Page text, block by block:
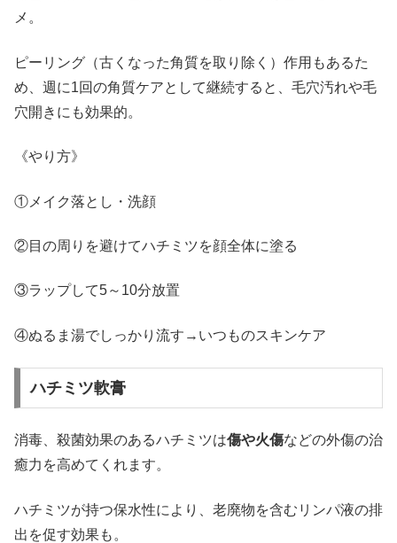
メ。
ピーリング（古くなった角質を取り除く）作用もあるた
め、週に1回の角質ケアとして継続すると、毛穴汚れや毛
穴開きにも効果的。
《やり方》
①メイク落とし・洗顔
②目の周りを避けてハチミツを顔全体に塗る
③ラップして5～10分放置
④ぬるま湯でしっかり流す→いつものスキンケア
ハチミツ軟膏
消毒、殺菌効果のあるハチミツは傷や火傷などの外傷の治
癒力を高めてくれます。
ハチミツが持つ保水性により、老廃物を含むリンパ液の排
出を促す効果も。